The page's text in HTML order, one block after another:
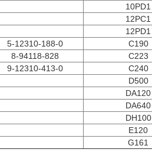
10PD1
12PC1
12PD1
5-12310-188-0 C190
8-94118-828 C223
9-12310-413-0 C240
D500
DA120
DA640
DH100
E120
G161